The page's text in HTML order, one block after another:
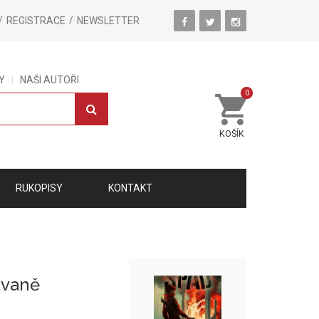
REGISTRACE NEWSLETTER
NAŠI AUTOŘI
KOŠÍK
0
RUKOPISY KONTAKT